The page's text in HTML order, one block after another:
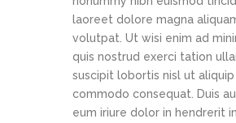
laoreet dolore magna
volutpat. Ut wisi enim ad
quis nostrud exerci tation
suscipit lobortis nisl ut
commodo consequat. Duis
eum iriure dolor in hendrerit in